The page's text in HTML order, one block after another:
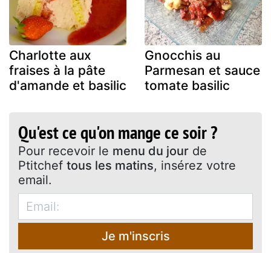
Charlotte aux
fraises à la pâte
d'amande et basilic
Gnocchis au
Parmesan et sauce
tomate basilic
Qu'est ce qu'on mange ce soir ?
Pour recevoir le menu du jour de
Ptitchef tous les matins, insérez votre
email.
Je m'inscris